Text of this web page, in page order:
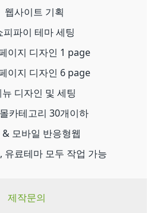
웹사이트 기획
피파이 테마 세팅
이지 디자인 1 page
이지 디자인 6 page
뉴 디자인 및 세팅
카테고리 30개이하
& 모바일 반응형웹
유료테마 모두 작업 가능
제작문의